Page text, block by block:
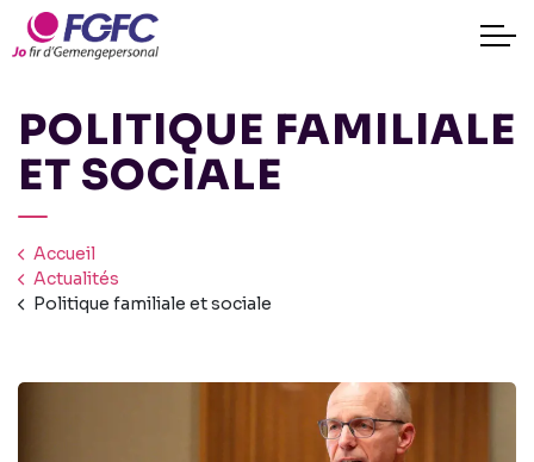
POLITIQUE FAMILIALE
ET SOCIALE
Accueil
Actualités
Politique familiale et sociale